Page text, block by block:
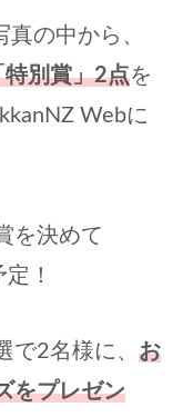
の中から、
別賞」2点を
Webに
を決めて
！
で2名様に、 お
をプレゼン